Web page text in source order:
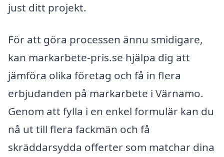
just ditt projekt.
För att göra processen ännu smidigare,
kan markarbete-pris.se hjälpa dig att
jämföra olika företag och få in flera
erbjudanden på markarbete i Värnamo.
Genom att fylla i en enkel formulär kan du
nå ut till flera fackmän och få
skräddarsydda offerter som matchar dina